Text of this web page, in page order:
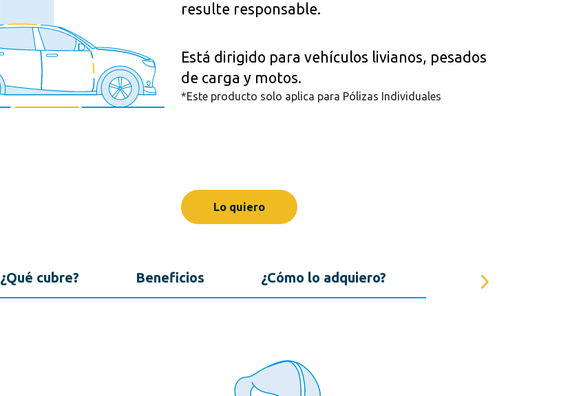
resulte responsable.
Está dirigido para vehículos livianos, pesados
de carga y motos.
*Este producto solo aplica para Pólizas Individuales
Lo quiero
¿Qué cubre? Beneficios ¿Cómo lo adquiero? Medios de Pago